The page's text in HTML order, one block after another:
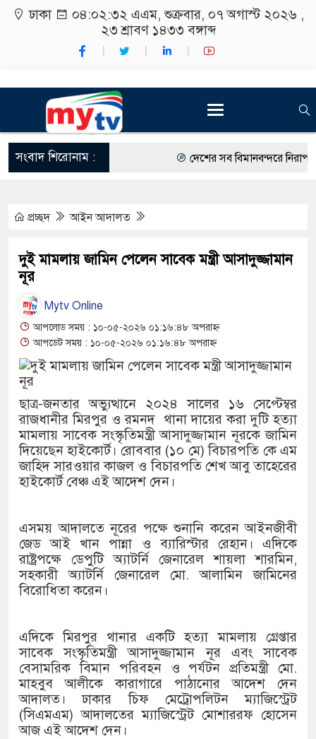
ঢাকা ০৪:০২:৩২ এএম, শুক্রবার, ০৭ অগাস্ট ২০২৬ ,
২৩ শ্রাবণ ১৪৩৩ বঙ্গাব্দ
সংবাদ শিরোনাম : দেশের সব বিমানবন্দরে নিরাপত্তা
কর্মসূচীর শুভসূচনা।
থাকায় বিক্রিতে নিষেধাজ্ঞা
অত্যাচারের ছবি যেন আর তুলতে
আলাল
‘গুলশানের চামেলি’তে ভিন্ন
যৌনকর্মীর দালাল চরিত্রে
গুলশান থেকে সাবেক মন্ত্রী লতিফ
‘স্কুটি নাকি গোল্ড?’
এর ফ্রিডম ব্র্যান্ড, বাড়ল
১৫২২ পুলিশ সদস্যকে চাকরিতে
খিলক্ষেত থানা বিএনপির যুগ্ম
দেশের ৬ অঞ্চলে ঝড়ের আভাস
প্রচ্ছদ আইন আদালত
দুই মামলায় জামিন পেলেন সাবেক মন্ত্রী আসাদুজ্জামান
নূর
Mytv Online
আপলোড সময় : ১০-০৫-২০২৬ ০১:১৬:৪৮ অপরাহ্ন
আপডেট সময় : ১০-০৫-২০২৬ ০১:১৬:৪৮ অপরাহ্ন
ছাত্র-জনতার অভ্যুত্থানে ২০২৪ সালের ১৬ সেপ্টেম্বর
রাজধানীর মিরপুর ও রমনদ থানা দায়ের করা দুটি হত্যা
মামলায় সাবেক সংস্কৃতিমন্ত্রী আসাদুজ্জামান নূরকে জামিন
দিয়েছেন হাইকোর্ট। রোববার (১০ মে) বিচারপতি কে এম
জাহিদ সারওয়ার কাজল ও বিচারপতি শেখ আবু তাহেরের
হাইকোর্ট বেঞ্চ এই আদেশ দেন।
এসময় আদালতে নূরের পক্ষে শুনানি করেন আইনজীবী
জেড আই খান পান্না ও ব্যারিস্টার রেহান। এদিকে
রাষ্ট্রপক্ষে ডেপুটি অ্যাটর্নি জেনারেল শায়লা শারমিন,
সহকারী অ্যাটর্নি জেনারেল মো. আলামিন জামিনের
বিরোধিতা করেন।
এদিকে মিরপুর থানার একটি হত্যা মামলায় গ্রেপ্তার
সাবেক সংস্কৃতিমন্ত্রী আসাদুজ্জামান নূর এবং সাবেক
বেসামরিক বিমান পরিবহন ও পর্যটন প্রতিমন্ত্রী মো.
মাহবুব আলীকে কারাগারে পাঠানোর আদেশ দেন
আদালত। ঢাকার চিফ মেট্রোপলিটন ম্যাজিস্ট্রেট
(সিএমএম) আদালতের ম্যাজিস্ট্রেট মোশাররফ হোসেন
আজ এই আদেশ দেন।